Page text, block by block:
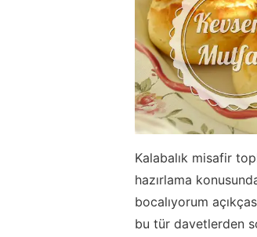
Kalabalık misafir
hazırlama
bocalıyorum
bu tür davetlerden